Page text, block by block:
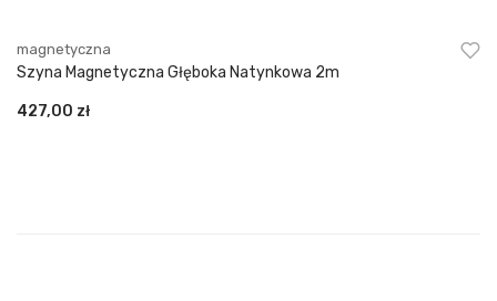
magnetyczna
Szyna Magnetyczna Głęboka Natynkowa 2m
427,00 zł